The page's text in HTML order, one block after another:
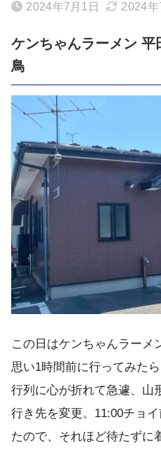
2024年7月1日 2024年
ケンちゃんラーメン
鳥
この日はケンちゃんラーメ
思い1時間前に行ってみた
行列に心が折れて急遽、山
行き先を変更。11:00チョ
たので、それほど待たずに